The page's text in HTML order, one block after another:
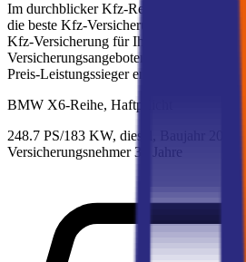
Im durchblicker Kfz-Rechner können Sie
die beste Kfz-Versicherung ermitteln.
Kfz-Versicherung für Ihren
X6-
Versicherungsangeboten im
Preis-Leistungssieger ermittelt.
BMW X6-Reihe, Haftpflicht
248.7 PS/183 KW, diesel, Baujahr 2020,
Versicherungsnehmer 30 Jahre